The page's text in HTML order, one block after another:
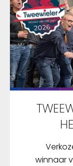
winnaar